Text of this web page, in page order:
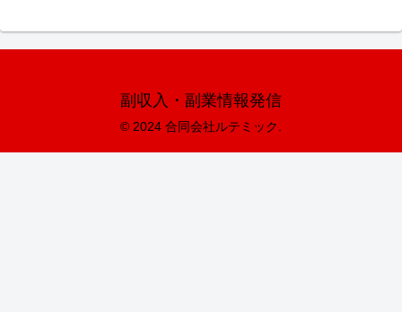
副収入・副業情報発信
© 2024 合同会社ルテミック.